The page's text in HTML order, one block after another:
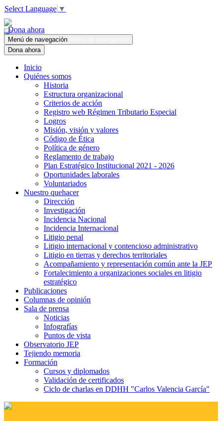
Select Language ▼
Dona ahora
Menú de navegación
Dona ahora
Inicio
Quiénes somos
Historia
Estructura organizacional
Criterios de acción
Registro web Régimen Tributario Especial
Logros
Misión, visión y valores
Código de Ética
Política de género
Reglamento de trabajo
Plan Estratégico Institucional 2021 - 2026
Oportunidades laborales
Voluntariados
Nuestro quehacer
Dirección
Investigación
Incidencia Nacional
Incidencia Internacional
Litigio penal
Litigio internacional y contencioso administrativo
Litigio en tierras y derechos territoriales
Acompañamiento y representación común ante la JEP
Fortalecimiento a organizaciones sociales en litigio
estratégico
Publicaciones
Columnas de opinión
Sala de prensa
Noticias
Infografías
Puntos de vista
Observatorio JEP
Tejiendo memoria
Formación
Cursos y diplomados
Validación de certificados
Ciclo de charlas en DDHH "Carlos Valencia García"